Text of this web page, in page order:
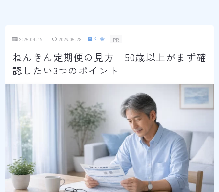
2026.04.19 2026.06.28 年金 PR
ねんきん定期便の見方｜50歳以上がまず確
認したい3つのポイント